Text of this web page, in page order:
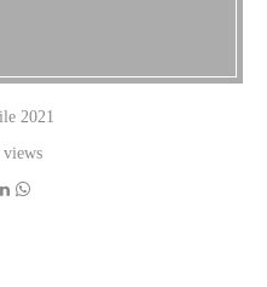
2021
views